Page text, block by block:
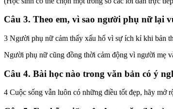
Câu 3. Theo em, vì sao người phụ nữ lại
3 Người phụ nữ cảm thấy xấu hổ vì sự ích kỉ khi bản
Người phụ nữ cũng đồng thời cảm động vì người mẹ
Câu 4. Bài học nào trong văn bản có ý
4 Cuộc sống vẫn luôn có những điều tốt đẹp, hãy